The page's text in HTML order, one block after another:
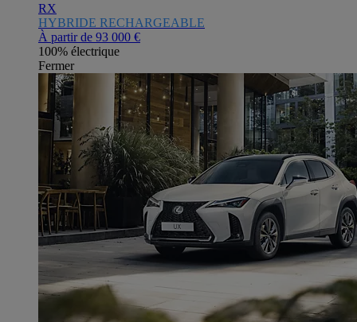
RX
HYBRIDE RECHARGEABLE
À partir de 93 000 €
100% électrique
Fermer